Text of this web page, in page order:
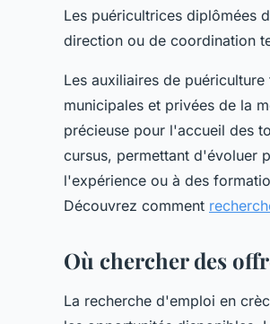
Les puéricultrices diplômées
direction ou de coordination
Les auxiliaires de
municipales et privées de la
précieuse pour l'accueil des
cursus, permettant d'évoluer
l'expérience ou à des
Découvrez comment
Où chercher des
La recherche d'emploi en